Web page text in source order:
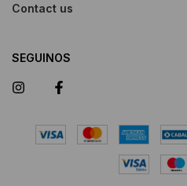
Contact us
SEGUINOS